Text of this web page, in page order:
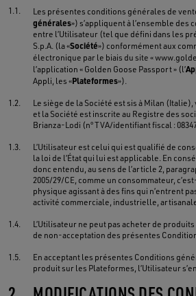
1.1. Les présentes conditions générales de
générales») s’appliquent à l’ensemble des
entre l’Utilisateur (tel que défini dans les
S.p.A. (la «Société») conformément aux
électronique par le biais du site «
l’application « Golden Goose Passport » (l’
Appli, les «Plateformes»).
1.2.
Le siège de la Société est sis à Milan
et la Société est inscrite au Registre des
Brianza-Lodi (nº TVA/identifiant fiscal :
1.3.
L’Utilisateur est celui qui est qualifié de
la loi de l’État qui lui est applicable. En
donc entendu, au sens de l’article 2,
2005/29/CE, comme un consommateur,
physique agissant à des fins qui n’entrent
activité commerciale, industrielle,
1.4.
L’Utilisateur ne peut pas acheter de
de non-acceptation des présentes
1.5.
En acceptant les présentes Conditions
produit sur les Plateformes, l’Utilisateur